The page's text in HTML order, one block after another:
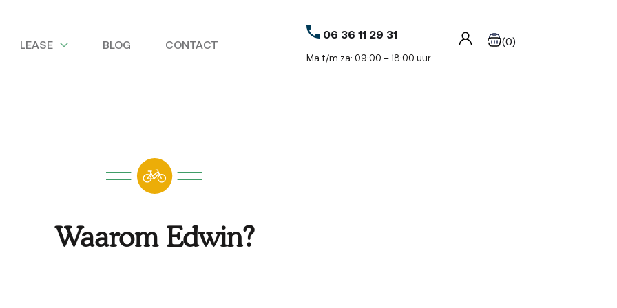
LEASE BLOG CONTACT
06 36 11 29 31
Ma t/m za: 09:00 – 18:00 uur
(0)
Waarom Edwin?